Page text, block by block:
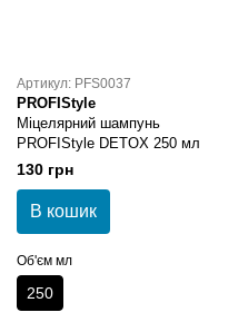
Артикул: PFS0037
PROFIStyle
Міцелярний шампунь
PROFIStyle DETOX 250 мл
130 грн
В кошик
Об'єм мл
250